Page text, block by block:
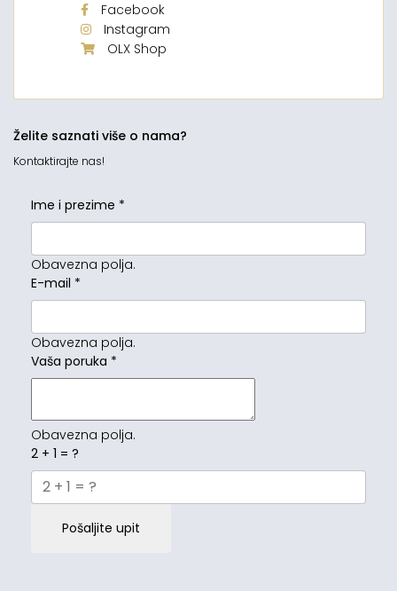
Facebook
Instagram
OLX Shop
Želite saznati više o nama?
Kontaktirajte nas!
Ime i prezime *
Obavezna polja.
E-mail *
Obavezna polja.
Vaša poruka *
Obavezna polja.
2 + 1 = ?
Pošaljite upit